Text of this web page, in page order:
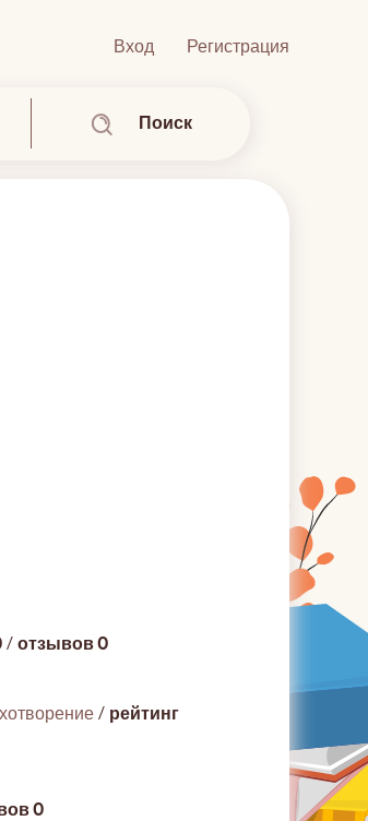
Вход Регистрация
Поиск
/ отзывов 0
/ рейтинг
0